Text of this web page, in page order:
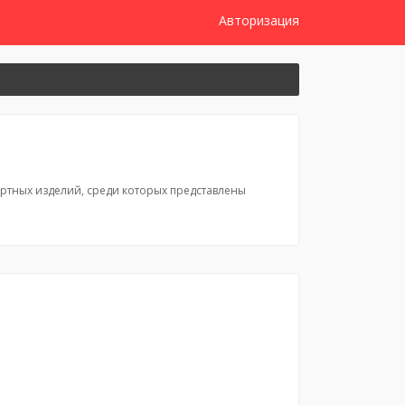
Авторизация
изделий, среди которых представлены